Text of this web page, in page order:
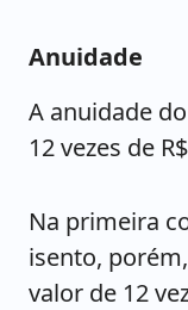
Anuidade
A anuidade
12 vezes de
Na primeira
isento,
valor de 12